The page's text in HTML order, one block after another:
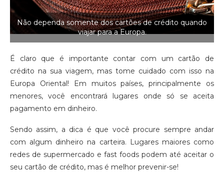
Não dependa somente dos cartões de crédito quando
viajar para a Europa.
É claro que é importante contar com um cartão de
crédito na sua viagem, mas tome cuidado com isso na
Europa Oriental! Em muitos países, principalmente os
menores, você encontrará lugares onde só se aceita
pagamento em dinheiro.
Sendo assim, a dica é que você procure sempre andar
com algum dinheiro na carteira. Lugares maiores como
redes de supermercado e fast foods podem até aceitar o
seu cartão de crédito, mas é melhor prevenir-se!